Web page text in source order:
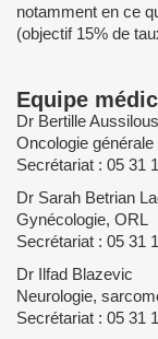
notamment en ce
(objectif 15% de
Equipe
Dr Bertille Aussilous
Oncologie générale
Secrétariat : 05 31
Dr Sarah Betrian
Gynécologie, ORL
Secrétariat : 05 31
Dr Ilfad Blazevic
Neurologie,
Secrétariat : 05 31